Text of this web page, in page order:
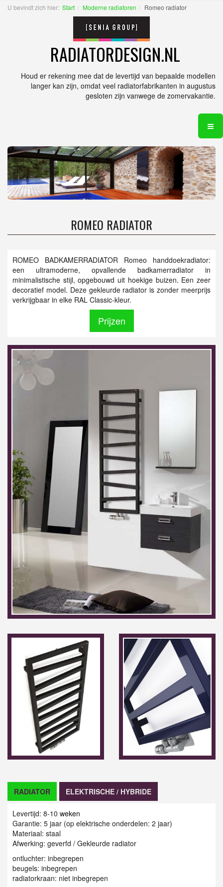
U bevindt zich hier: Start Moderne radiatoren Romeo radiator
RADIATORDESIGN.NL
Houd er rekening mee dat de levertijd van bepaalde modellen
langer kan zijn, omdat veel radiatorfabrikanten in augustus
gesloten zijn vanwege de zomervakantie.
ROMEO RADIATOR
ROMEO BADKAMERRADIATOR Romeo handdoekradiator:
een ultramoderne, opvallende badkamerradiator in
minimalistische stijl, opgebouwd uit hoekige buizen. Een zeer
decoratief model. Deze gekleurde radiator is zonder meerprijs
verkrijgbaar in elke RAL Classic-kleur.
Prijzen
RADIATOR ELEKTRISCHE / HYBRIDE
Levertijd: 8-10 weken
Garantie: 5 jaar (op elektrische onderdelen: 2 jaar)
Materiaal: staal
Afwerking: geverfd / Gekleurde radiator
ontluchter: inbegrepen
beugels: inbegrepen
radiatorkraan: niet inbegrepen